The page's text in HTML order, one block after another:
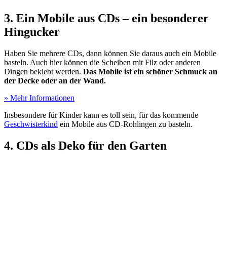
3. Ein Mobile aus CDs – ein besonderer
Hingucker
Haben Sie mehrere CDs, dann können Sie daraus auch ein Mobile
basteln. Auch hier können die Scheiben mit Filz oder anderen
Dingen beklebt werden. Das Mobile ist ein schöner Schmuck an
der Decke oder an der Wand.
» Mehr Informationen
Insbesondere für Kinder kann es toll sein, für das kommende
Geschwisterkind ein Mobile aus CD-Rohlingen zu basteln.
4. CDs als Deko für den Garten